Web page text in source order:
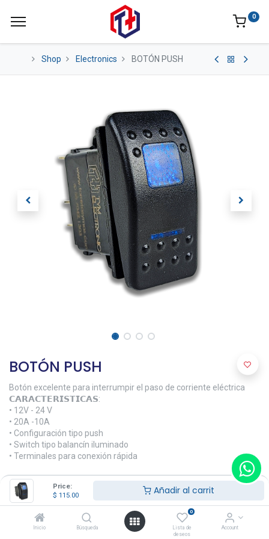
Price:
$ 115.00 Añadir al carrit
Inicio Búsqueda
0
Lista de
deseos
Account
0
Shop Electronics BOTÓN PUSH
BOTÓN PUSH
Botón excelente para interrumpir el paso de corriente eléctrica
𝗖𝗔𝗥𝗔𝗖𝗧𝗘𝗥𝗜𝗦𝗧𝗜𝗖𝗔𝗦:
• 12V - 24 V
• 20A -10A
• Configuración tipo push
• Switch tipo balancín iluminado
• Terminales para conexión rápida
𝗠𝗔𝗧𝗘𝗥𝗜𝗔𝗟𝗘𝗦:
• Resina fenólica
115.00